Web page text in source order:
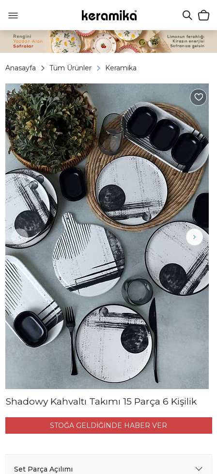
Anasayfa Tüm Ürünler Keramika
Shadowy Kahvaltı Takımı 15 Parça 6 Kişilik
STOĞA GELDİĞİNDE HABER VER
Set Parça Açılımı